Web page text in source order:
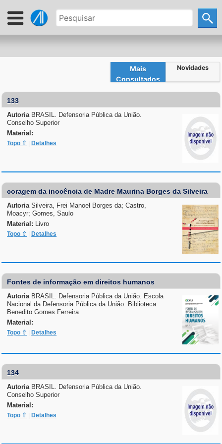
Mais
Consultados
Novidades
133
Autoria BRASIL. Defensoria Pública da União.
Conselho Superior
Material:
Topo ⇧ Detalhes
coragem da inocência de Madre Maurina Borges da Silveira
AutoriaSilveira, Frei Manoel Borges da; Castro,
Moacyr; Gomes, Saulo
Material:
Livro
Topo ⇧ Detalhes
Fontes de informação em direitos humanos
Autoria BRASIL. Defensoria Pública da União. Escola
Nacional da Defensoria Pública da União. Biblioteca
Benedito Gomes Ferreira
Material:
Topo ⇧ Detalhes
134
Autoria BRASIL. Defensoria Pública da União.
Conselho Superior
Material:
Topo ⇧ Detalhes